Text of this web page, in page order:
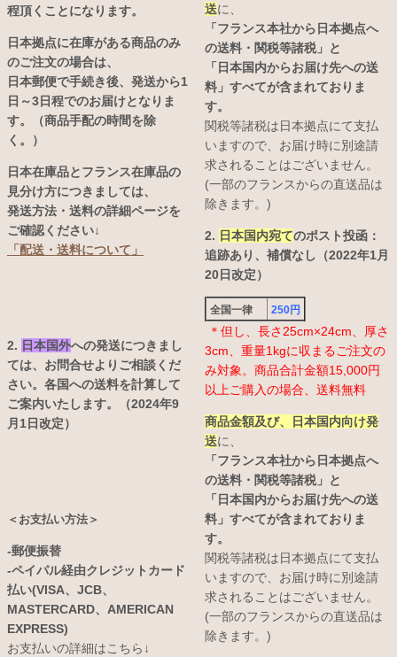
程頂くことになります。
日本拠点に在庫がある商品のみ
のご注文の場合は、
日本郵便で手続き後、発送から1
日～3日程でのお届けとなりま
す。（商品手配の時間を除
く。）
日本在庫品とフランス在庫品の
見分け方につきましては、
発送方法・送料の詳細ページを
ご確認ください↓
「配送・送料について」
2. 日本国外への発送につきまし
ては、お問合せよりご相談くだ
さい。各国への送料を計算して
ご案内いたします。（2024年9
月1日改定）
＜お支払い方法＞
-郵便振替
-ペイパル経由クレジットカード
払い(VISA、JCB、
MASTERCARD、AMERICAN
EXPRESS)
お支払いの詳細はこちら↓
送に、
「フランス本社から日本拠点へ
の送料・関税等諸税」と
「日本国内からお届け先への送
料」すべてが含まれておりま
す。
関税等諸税は日本拠点にて支払
いますので、お届け時に別途請
求されることはございません。
(一部のフランスからの直送品は
除きます。)
2. 日本国内宛てのポスト投函：
追跡あり、補償なし（2022年1月
20日改定）
全国一律 250円
＊但し、長さ25cm×24cm、厚さ
3cm、重量1kgに収まるご注文の
み対象。商品合計金額15,000円
以上ご購入の場合、送料無料
商品金額及び、日本国内向け発
送に、
「フランス本社から日本拠点へ
の送料・関税等諸税」と
「日本国内からお届け先への送
料」すべてが含まれておりま
す。
関税等諸税は日本拠点にて支払
いますので、お届け時に別途請
求されることはございません。
(一部のフランスからの直送品は
除きます。)